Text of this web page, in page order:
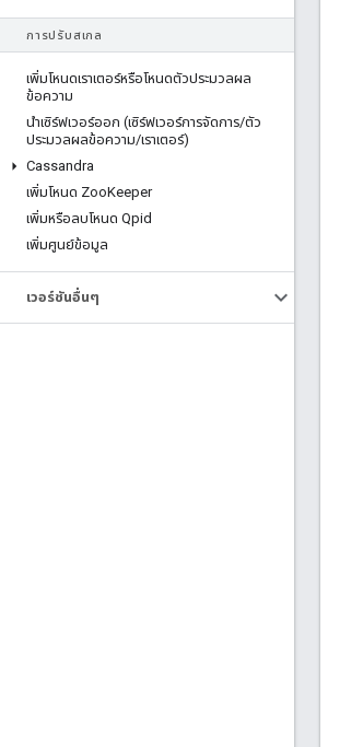
การปรับสเกล
เพิ่มโหนดเราเตอร์หรือโหนดตัวประมวลผล
ข้อความ
นําเซิร์ฟเวอร์ออก (เซิร์ฟเวอร์การจัดการ/ตัว
ประมวลผลข้อความ/เราเตอร์)
Cassandra
เพิ่มโหนด ZooKeeper
เพิ่มหรือลบโหนด Qpid
เพิ่มศูนย์ข้อมูล
เวอร์ชันอื่นๆ